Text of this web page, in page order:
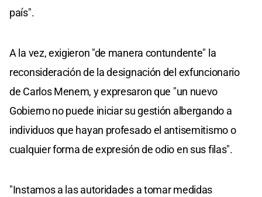
país".
A la vez, exigieron "de manera contundente" la
reconsideración de la designación del exfuncionario
de Carlos Menem, y expresaron que "un nuevo
Gobierno no puede iniciar su gestión albergando a
individuos que hayan profesado el antisemitismo o
cualquier forma de expresión de odio en sus filas".
"Instamos a las autoridades a tomar medidas